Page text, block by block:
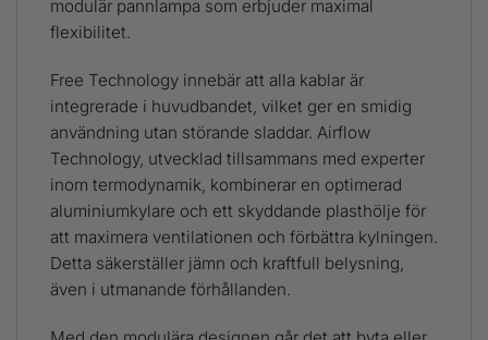
modulär pannlampa som erbjuder maximal
flexibilitet.
Free Technology innebär att alla kablar är
integrerade i huvudbandet, vilket ger en smidig
användning utan störande sladdar. Airflow
Technology, utvecklad tillsammans med experter
inom termodynamik, kombinerar en optimerad
aluminiumkylare och ett skyddande plasthölje för
att maximera ventilationen och förbättra kylningen.
Detta säkerställer jämn och kraftfull belysning,
även i utmanande förhållanden.